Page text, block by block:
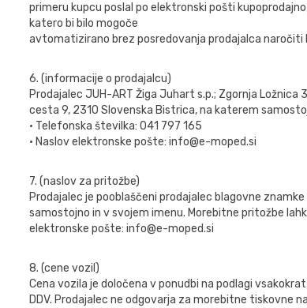
primeru kupcu poslal po elektronski pošti
katero bi bilo mogoče
avtomatizirano brez posredovanja prodajalca naročiti
6. (informacije o prodajalcu)
Prodajalec JUH-ART Žiga Juhart s.p.; Zgornja Ložnica
cesta 9, 2310 Slovenska Bistrica, na katerem
• Telefonska številka: 041 797 165
• Naslov elektronske pošte: info@e-moped.si
7. (naslov za pritožbe)
Prodajalec je pooblaščeni prodajalec blagovne znamke
samostojno in v svojem imenu. Morebitne pritožbe
elektronske pošte: info@e-moped.si
8. (cene vozil)
Cena vozila je določena v ponudbi na podlagi
DDV. Prodajalec ne odgovarja za morebitne tiskovne